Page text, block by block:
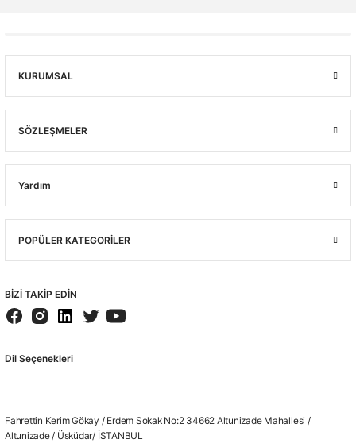
KURUMSAL
SÖZLEŞMELER
Yardım
POPÜLER KATEGORİLER
BİZİ TAKİP EDİN
Dil Seçenekleri
Fahrettin Kerim Gökay / Erdem Sokak No:2 34662 Altunizade Mahallesi /
Altunizade / Üsküdar/ İSTANBUL